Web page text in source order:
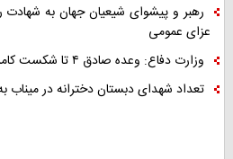
عزای عمومی
وزارت دفاع: وعده صادق ۴ تا شکست کامل دشمن ادامه خواهد داشت
تعداد شهدای دبستان دخترانه در میناب به ۱۶۵ نفر